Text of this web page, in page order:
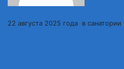
22 августа 2025 года в